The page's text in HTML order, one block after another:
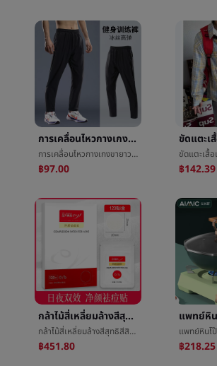
การเคลื่อนไหวกางเกงขายาวชายฟิตเนสการอบรมผ้าไหมน้ำแข็งฤดูร้อนบางย่อหน้าความเร็วแห้งLeisureกำเท้าการผลักเบาๆกีฬาดิบทอกางเกง
การเคลื่อนไหวกางเกงขายาวชายฟิตเนสการอบรมผ้าไหมน้ำแข็งฤดูร้อนบางย่อหน้าความเร็วแห้งLeisureกำเท้าการผลักเบาๆกีฬาดิบทอกางเกง
฿97.00 ฿142.39
กล้าไม้สี่เหลี่ยมล้างสีสุทธิสีสิวแปะกล้าไม้เขี้ยวสีเขียวสีสิวแปะความงามเอกลักษณ์ร้านค้ากำจัดดาษปิดสิว
กล้าไม้สี่เหลี่ยมล้างสีสุทธิสีสิวแปะกล้าไม้เขี้ยวสีเขียวสีสิวแปะความงามเอกลักษณ์ร้านค้ากำจัดดาษปิดสิว
฿451.80 ฿218.25